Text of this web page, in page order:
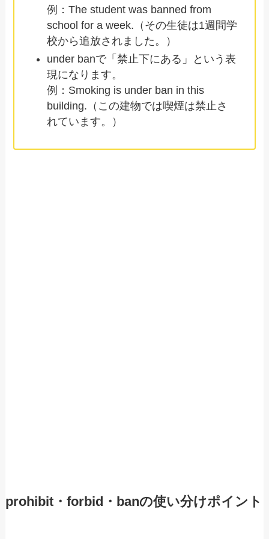
例：The student was banned from
school for a week.（その生徒は1週間学
校から追放されました。）
under banで「禁止下にある」という表
現になります。
例：Smoking is under ban in this
building.（この建物では喫煙は禁止さ
れています。）
prohibit・forbid・banの使い分けポイント